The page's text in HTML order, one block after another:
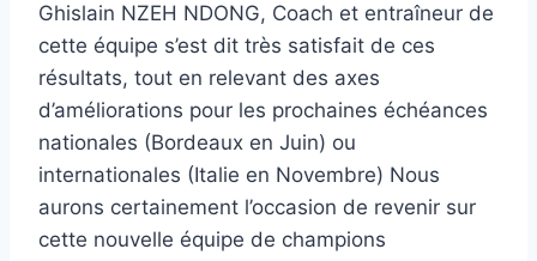
Ghislain NZEH NDONG, Coach et entraîneur de
cette équipe s’est dit très satisfait de ces
résultats, tout en relevant des axes
d’améliorations pour les prochaines échéances
nationales (Bordeaux en Juin) ou
internationales (Italie en Novembre) Nous
aurons certainement l’occasion de revenir sur
cette nouvelle équipe de champions